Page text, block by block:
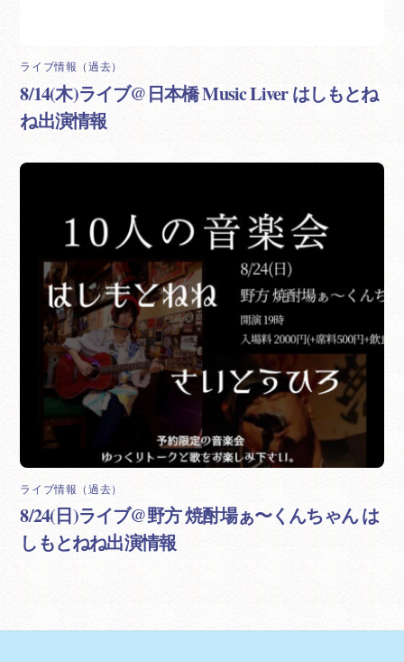
ライブ情報（過去）
8/14(木)ライブ@日本橋 Music Liver はしもとね
ね出演情報
ライブ情報（過去）
8/24(日)ライブ@野方 焼酎場ぁ〜くんちゃん は
しもとねね出演情報